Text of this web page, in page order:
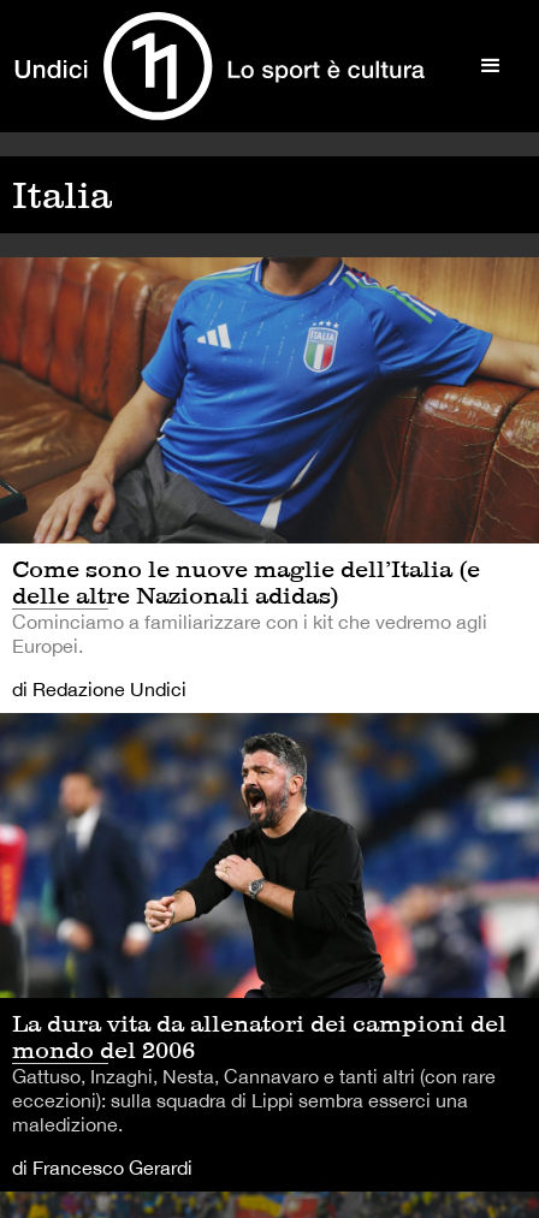
Italia
Come sono le nuove maglie dell’Italia (e
delle altre Nazionali adidas)
Cominciamo a familiarizzare con i kit che vedremo agli
Europei.
di Redazione Undici
La dura vita da allenatori dei campioni del
mondo del 2006
Gattuso, Inzaghi, Nesta, Cannavaro e tanti altri (con rare
eccezioni): sulla squadra di Lippi sembra esserci una
maledizione.
di Francesco Gerardi